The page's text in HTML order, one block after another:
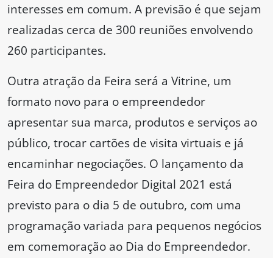
interesses em comum. A previsão é que sejam
realizadas cerca de 300 reuniões envolvendo
260 participantes.
Outra atração da Feira será a Vitrine, um
formato novo para o empreendedor
apresentar sua marca, produtos e serviços ao
público, trocar cartões de visita virtuais e já
encaminhar negociações. O lançamento da
Feira do Empreendedor Digital 2021 está
previsto para o dia 5 de outubro, com uma
programação variada para pequenos negócios
em comemoração ao Dia do Empreendedor.